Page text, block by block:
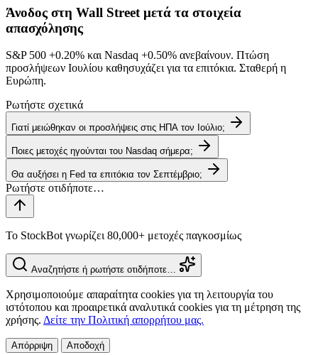
Άνοδος στη Wall Street μετά τα στοιχεία
απασχόλησης
S&P 500 +0.20% και Nasdaq +0.50% ανεβαίνουν. Πτώση
προσλήψεων Ιουλίου καθησυχάζει για τα επιτόκια. Σταθερή η
Ευρώπη.
Ρωτήστε σχετικά
Γιατί μειώθηκαν οι προσλήψεις στις ΗΠΑ τον Ιούλιο;
Ποιες μετοχές ηγούνται του Nasdaq σήμερα;
Θα αυξήσει η Fed τα επιτόκια τον Σεπτέμβριο;
Το StockBot γνωρίζει 80,000+ μετοχές παγκοσμίως
Αναζητήστε ή ρωτήστε οτιδήποτε…
Χρησιμοποιούμε απαραίτητα cookies για τη λειτουργία του
ιστότοπου και προαιρετικά αναλυτικά cookies για τη μέτρηση της
χρήσης. Δείτε την Πολιτική απορρήτου μας.
Απόρριψη Αποδοχή